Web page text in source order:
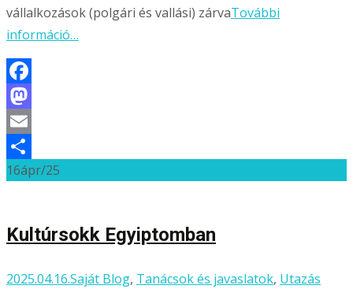
vállalkozások (polgári és vallási) zárvaTovábbi
információ…
Facebook
Mastodon
Email
Ossza
16ápr/25
Kultúrsokk Egyiptomban
2025.04.16.Saját Blog, Tanácsok és javaslatok, Utazás